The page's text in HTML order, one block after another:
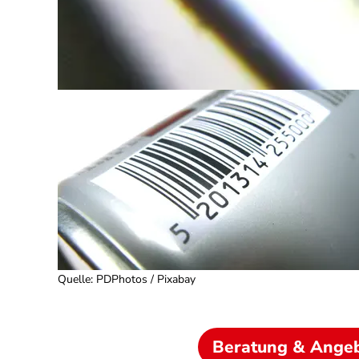
Quelle: PDPhotos / Pixabay
Beratung &